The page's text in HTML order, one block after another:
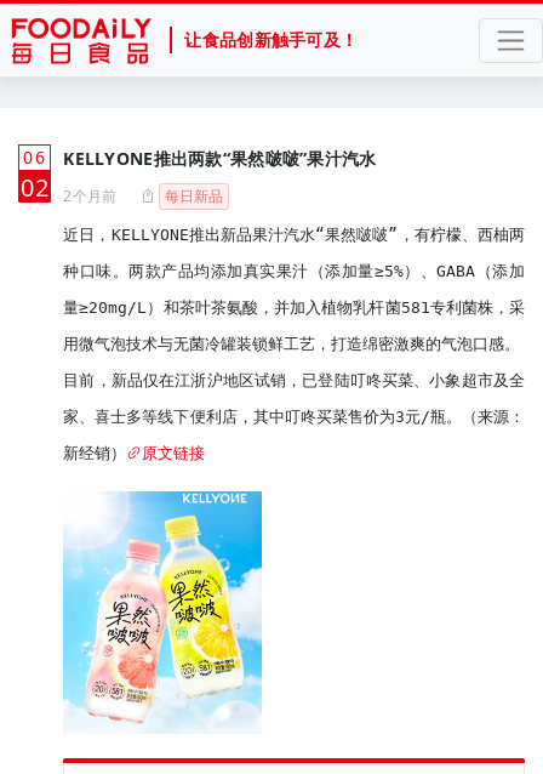
让食品创新触手可及！
06
月
02
KELLYONE推出两款“果然啵啵”果汁汽水
2个月前 每日新品
近日，KELLYONE推出新品果汁汽水“果然啵啵”，有柠檬、西柚两
种口味。两款产品均添加真实果汁（添加量≥5%）、GABA（添加
量≥20mg/L）和茶叶茶氨酸，并加入植物乳杆菌581专利菌株，采
用微气泡技术与无菌冷罐装锁鲜工艺，打造绵密激爽的气泡口感。
目前，新品仅在江浙沪地区试销，已登陆叮咚买菜、小象超市及全
家、喜士多等线下便利店，其中叮咚买菜售价为3元/瓶。（来源：
新经销）
原文链接